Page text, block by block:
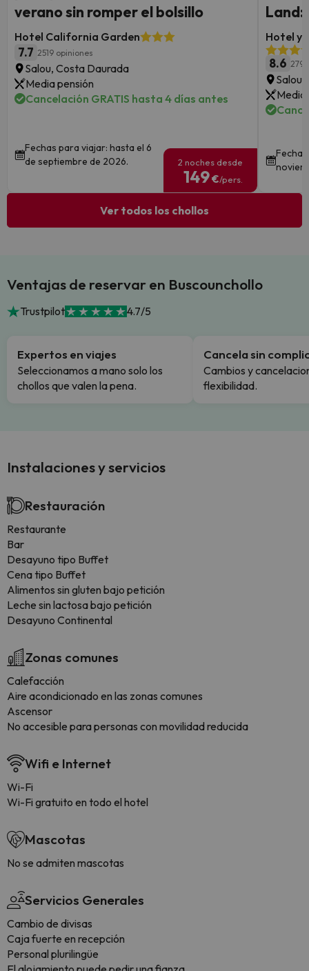
verano sin romper el bolsillo
Hotel California Garden
7.7 2519 opiniones
Salou, Costa Daurada
Media pensión
Cancelación GRATIS hasta 4 días antes
Fechas para viajar: hasta el 6
de septiembre de 2026.
2 noches desde
149€/pers.
Land:
Hotel y
8.6 279
Media
Ver todos los chollos
Ventajas de reservar en Buscounchollo
Trustpilot 4.7/5
Expertos en viajes
Seleccionamos a mano solo los
chollos que valen la pena.
Cancela sin
Cambios y
flexibilidad.
Instalaciones y servicios
Restauración
Restaurante
Bar
Desayuno tipo Buffet
Cena tipo Buffet
Alimentos sin gluten bajo petición
Leche sin lactosa bajo petición
Desayuno Continental
Zonas comunes
Calefacción
Aire acondicionado en las zonas comunes
Ascensor
No accesible para personas con movilidad reducida
Wifi e Internet
Wi-Fi
Wi-Fi gratuito en todo el hotel
Mascotas
No se admiten mascotas
Servicios Generales
Cambio de divisas
Caja fuerte en recepción
Personal plurilingüe